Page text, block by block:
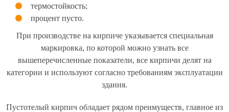
термостойкость;
процент пусто.
При производстве на кирпиче указывается специальная
маркировка, по которой можно узнать все
вышеперечисленные показатели, все кирпичи делят на
категории и используют согласно требованиям эксплуатации
здания.
Пустотелый кирпич обладает рядом преимуществ, главное из